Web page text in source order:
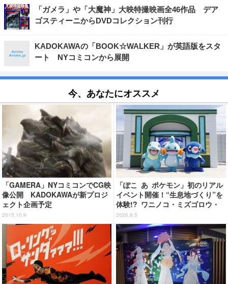
「ガメラ」や「大魔神」大映特撮映画全46作品 デア
ゴスティーニからDVDコレクション刊行
KADOKAWAの「BOOK☆WALKER」が英語版をスタ
ート NYコミコンから展開
今、あなたにオススメ
「GAMERA」NYコミコンでCG映
像公開 KADOKAWAが新プロジ
ェクト企画予定
2015.10.9
「ぽこ あ ポケモン」初のリアル
イベント開催！“生息地づくり”を
体験!? ワニノコ・ミズゴロウ・
アシマリもワクワク☆ 「ブクブ
クうみぞこの街」in横浜赤レンガ
倉庫 ～8月9日まで【レポート】
2026.8.5